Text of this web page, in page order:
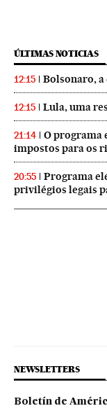
ÚLTIMAS NOTICIAS
12:15 Bolsonaro,
12:15 Lula, uma
21:14
O programa
impostos para os
20:55
Programa
privilégios legais
NEWSLETTERS
Boletín de